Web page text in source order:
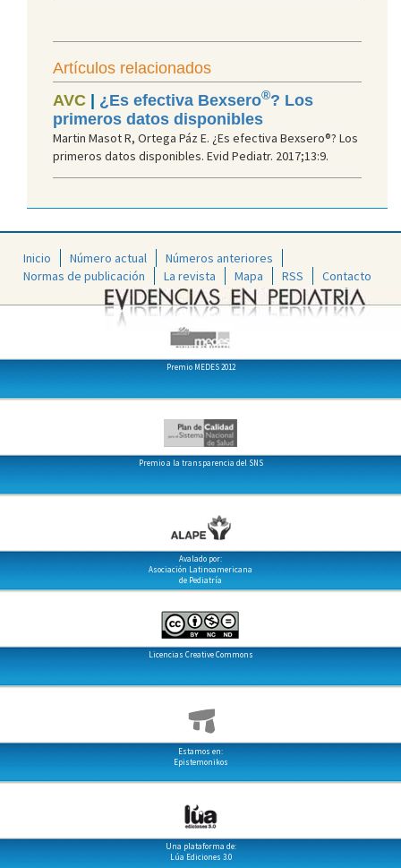
Artículos relacionados
AVC | ¿Es efectiva Bexsero®? Los
primeros datos disponibles
Martin Masot R, Ortega Páz E. ¿Es efectiva Bexsero®? Los
primeros datos disponibles. Evid Pediatr. 2017;13:9.
Inicio Número actual
Números anteriores
Normas de publicación
La revista Mapa RSS Contacto
Premio MEDES 2012
Premio a la transparencia del SNS
Avalado por:
Asociación Latinoamericana
de Pediatría
Licencias Creative Commons
Estamos en:
Epistemonikos
Una plataforma de:
Lúa Ediciones 3.0